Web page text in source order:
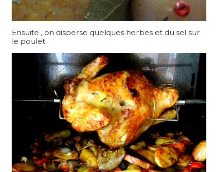
Ensuite , on disperse quelques herbes et du sel sur
le poulet.